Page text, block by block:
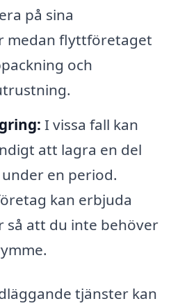
på sina
medan flyttföretaget
och
I vissa fall kan
att lagra en del
en period.
kan erbjuda
så att du inte behöver
tjänster kan